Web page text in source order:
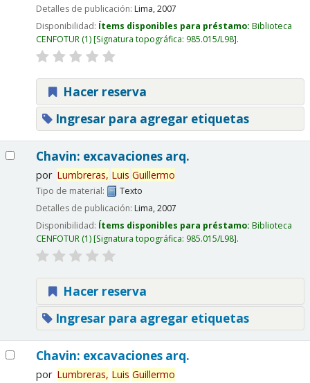
Detalles de publicación: Lima,2007
Disponibilidad: Ítems disponibles para préstamo: Biblioteca
CENFOTUR(1) Signatura topográfica: 985.015/L98 .
Hacer reserva
Ingresar para agregar etiquetas
Chavin: excavaciones arq.
por Lumbreras, Luis Guillermo
Tipo de material:
Texto
Detalles de publicación: Lima,2007
Disponibilidad: Ítems disponibles para préstamo: Biblioteca
CENFOTUR(1) Signatura topográfica: 985.015/L98 .
Hacer reserva
Ingresar para agregar etiquetas
Chavin: excavaciones arq.
por Lumbreras, Luis Guillermo